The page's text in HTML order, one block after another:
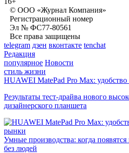
© ООО «Журнал Компания»
Регистрационный номер
Эл № ФС77-80561
Все права защищены
telegram дзен вконтакте tenchat
Редакция
популярное Новости
стиль жизни
HUAWEI MatePad Pro Max: удобство
Результаты тест-драйва нового
дизайнерского планшета
рынки
Умные производства: когда
без людей